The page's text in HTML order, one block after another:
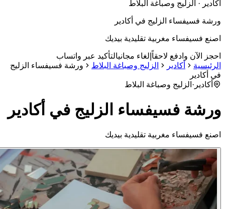
· الزليج وصباغة البلاط
فسيفساء الزليج في أكادير
فسيفساء مغربية تقليدية بيديك
الآن وادفع لاحقاًإلغاء مجانيالتأكيد عبر واتساب
أكادير الزليج وصباغة البلاط
ورشة فسيفساء الزليج
أكادير·الزليج وصباغة البلاط
فسيفساء الزليج في أكادير
فسيفساء مغربية تقليدية بيديك